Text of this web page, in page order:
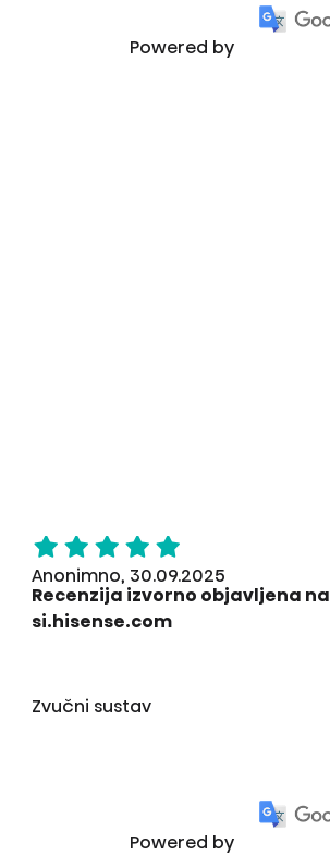
Powered by
Anonimno, 30.09.2025
Recenzija izvorno objavljena na
si.hisense.com
Zvučni sustav
Powered by